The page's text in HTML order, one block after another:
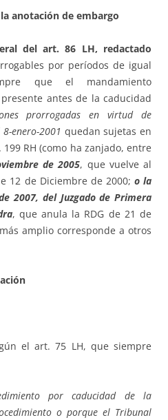
anotación de embargo
del art. 86 LH, redactado
por períodos de igual
que el mandamiento
antes de la caducidad
prorrogadas en virtud de
enero-2001 quedan sujetas en
RH (como ha zanjado, entre
de 2005, que vuelve al
12 de Diciembre de 2000; o la
2007, del Juzgado de Primera
, que anula la RDG de 21 de
amplio corresponde a otros
el art. 75 LH, que siempre
por caducidad de la
o porque el Tribunal